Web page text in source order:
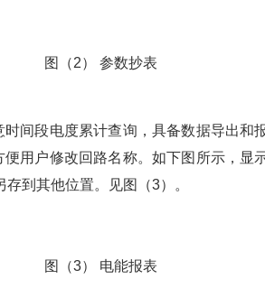
图（2） 参数抄表
间段电度累计查询，具备数据导出和
用户修改回路名称。如下图所示，显
到其他位置。见图（3）。
图（3） 电能报表